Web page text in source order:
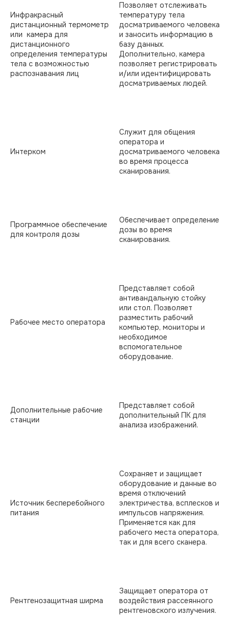
Инфракрасный
дистанционный термометр
или камера для
дистанционного
определения температуры
тела с возможностью
распознавания лиц
Позволяет отслеживать
температуру тела
досматриваемого человека
и заносить информацию в
базу данных.
Дополнительно, камера
позволяет регистрировать
и/или идентифицировать
досматриваемых людей.
Интерком
Служит для общения
оператора и
досматриваемого человека
во время процесса
сканирования.
Программное обеспечение
для контроля дозы
Обеспечивает определение
дозы во время
сканирования.
Рабочее место оператора
Представляет собой
антивандальную стойку
или стол. Позволяет
разместить рабочий
компьютер, мониторы и
необходимое
вспомогательное
оборудование.
Дополнительные рабочие
станции
Представляет собой
дополнительный ПК для
анализа изображений.
Источник бесперебойного
питания
Сохраняет и защищает
оборудование и данные во
время отключений
электричества, всплесков и
импульсов напряжения.
Применяется как для
рабочего места оператора,
так и для всего сканера.
Рентгенозащитная ширма
Защищает оператора от
воздействия рассеянного
рентгеновского излучения.